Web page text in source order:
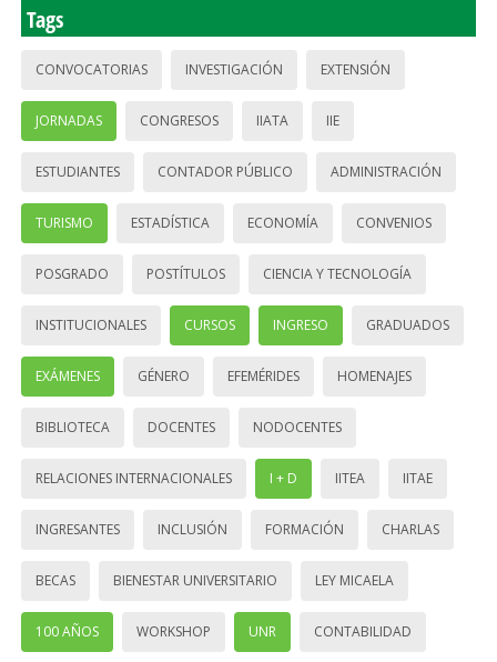
Tags
CONVOCATORIAS INVESTIGACIÓN EXTENSIÓN
JORNADAS CONGRESOS IIATA IIE
ESTUDIANTES CONTADOR PÚBLICO ADMINISTRACIÓN
TURISMO ESTADÍSTICA ECONOMÍA CONVENIOS
POSGRADO POSTÍTULOS CIENCIA Y TECNOLOGÍA
INSTITUCIONALES CURSOS INGRESO GRADUADOS
EXÁMENES GÉNERO EFEMÉRIDES HOMENAJES
BIBLIOTECA DOCENTES NODOCENTES
RELACIONES INTERNACIONALES I + D IITEA IITAE
INGRESANTES INCLUSIÓN FORMACIÓN CHARLAS
BECAS BIENESTAR UNIVERSITARIO LEY MICAELA
100 AÑOS WORKSHOP UNR CONTABILIDAD